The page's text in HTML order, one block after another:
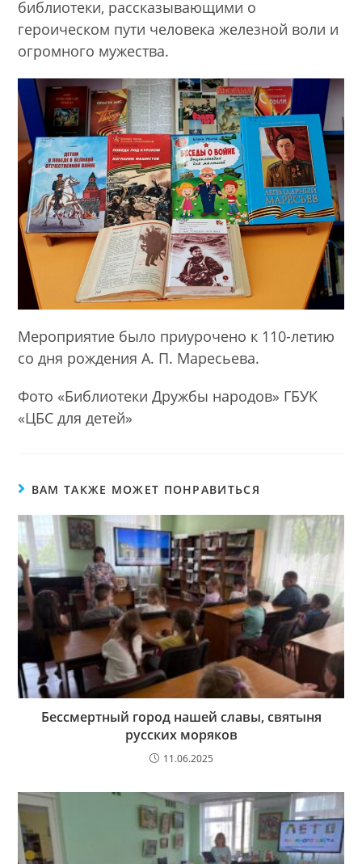
библиотеки, рассказывающими о
героическом пути человека железной воли и
огромного мужества.
Мероприятие было приурочено к 110-летию
со дня рождения А. П. Маресьева.
Фото «Библиотеки Дружбы народов» ГБУК
«ЦБС для детей»
ВАМ ТАКЖЕ МОЖЕТ ПОНРАВИТЬСЯ
Бессмертный город нашей славы, святыня
русских моряков
11.06.2025